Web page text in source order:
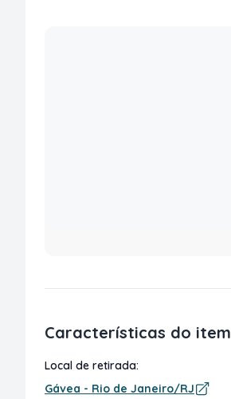
Características do item
Local de retirada:
Gávea - Rio de Janeiro/RJ